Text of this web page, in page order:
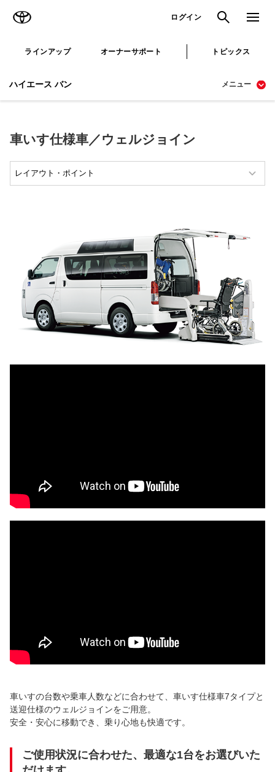
ログイン 検索 メニュ
ラインアップ オーナーサポート トピックス
ハイエース バン メニュー
車いす仕様車／ウェルジョイン
車いすの台数や乗車人数などに合わせて、車いす仕様車7タイプと
送迎仕様のウェルジョインをご用意。
安全・安心に移動でき、乗り心地も快適です。
ご使用状況に合わせた、最適な1台をお選びいた